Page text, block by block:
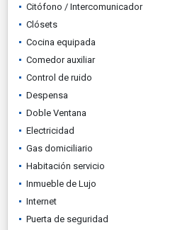
Citófono / Intercomunicador
Clósets
Cocina equipada
Comedor auxiliar
Control de ruido
Despensa
Doble Ventana
Electricidad
Gas domiciliario
Habitación servicio
Inmueble de Lujo
Internet
Puerta de seguridad